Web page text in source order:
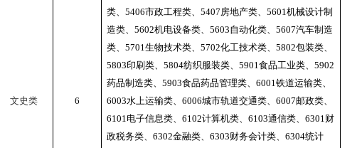
文史类 6
类、 5406市政工程类、 5407房地产类、 5601机械设计制
造类、 5602机电设备类、 5603自动化类、 5607汽车制造
类、 5701生物技术类、 5702化工技术类、 5802包装类、
5803印刷类、 5804纺织服装类、 5901食品工业类、 5902
药品制造类、 5903食品药品管理类、 6001铁道运输类、
6003水上运输类、 6006城市轨道交通类、 6007邮政类、
6101电子信息类、 6102计算机类、 6103通信类、 6301财
政税务类、 6302金融类、 6303财务会计类、 6304统计